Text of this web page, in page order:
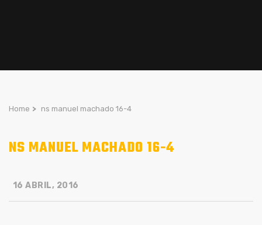
Home > ns manuel machado 16-4
NS MANUEL MACHADO 16-4
16 ABRIL, 2016